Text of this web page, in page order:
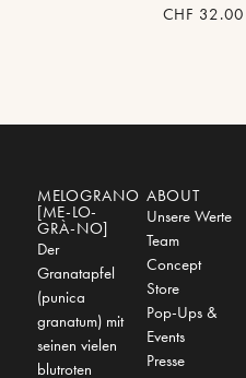
CHF 32.00
MELOGRANO
[ME-LO-
GRÀ-NO]
Der
Granatapfel
(punica
granatum) mit
seinen vielen
blutroten
ABOUT
Unsere Werte
Team
Concept
Store
Pop-Ups &
Events
Presse